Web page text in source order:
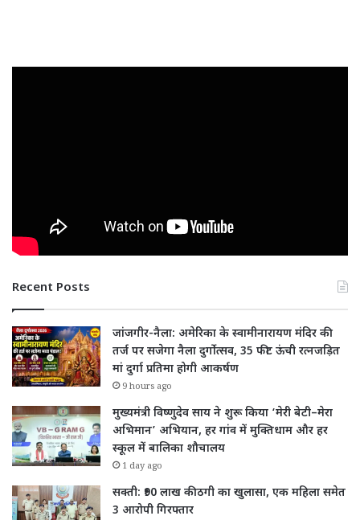
Recent Posts
जांजगीर-नैला: अमेरिका के स्वामीनारायण मंदिर की
तर्ज पर सजेगा नैला दुर्गोत्सव, 35 फीट ऊंची रत्नजड़ित
मां दुर्गा प्रतिमा होगी आकर्षण
9 hours ago
मुख्यमंत्री विष्णुदेव साय ने शुरू किया ‘मेरी बेटी–मेरा
अभिमान’ अभियान, हर गांव में मुक्तिधाम और हर
स्कूल में बालिका शौचालय
1 day ago
सक्ती: ₹90 लाख की ठगी का खुलासा, एक महिला समेत
3 आरोपी गिरफ्तार